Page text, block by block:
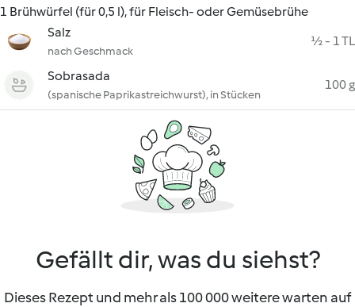
1 Brühwürfel (für 0,5 l), für Fleisch- oder Gemüsebrühe
Salz
nach Geschmack
½ - 1 TL
Sobrasada
(spanische Paprikastreichwurst), in Stücken
100 g
Gefällt dir, was du siehst?
Dieses Rezept und mehr als 100 000 weitere warten auf